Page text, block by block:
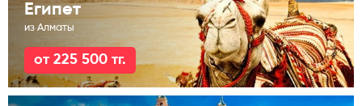
Египет
из Алматы
от 225 500 тг.